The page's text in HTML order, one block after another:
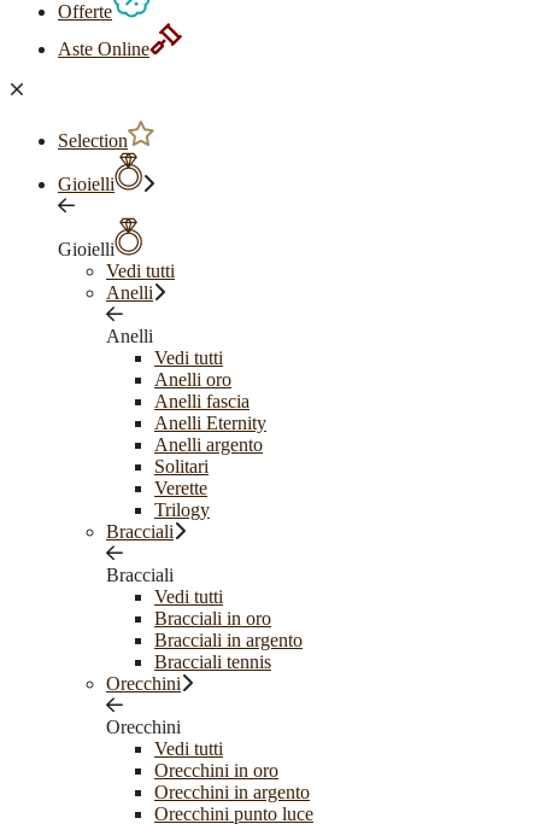
Offerte
Aste Online
Selection
Gioielli
Gioielli
Vedi tutti
Anelli
Anelli
Vedi tutti
Anelli oro
Anelli fascia
Anelli Eternity
Anelli argento
Solitari
Verette
Trilogy
Bracciali
Bracciali
Vedi tutti
Bracciali in oro
Bracciali in argento
Bracciali tennis
Orecchini
Orecchini
Vedi tutti
Orecchini in oro
Orecchini in argento
Orecchini punto luce